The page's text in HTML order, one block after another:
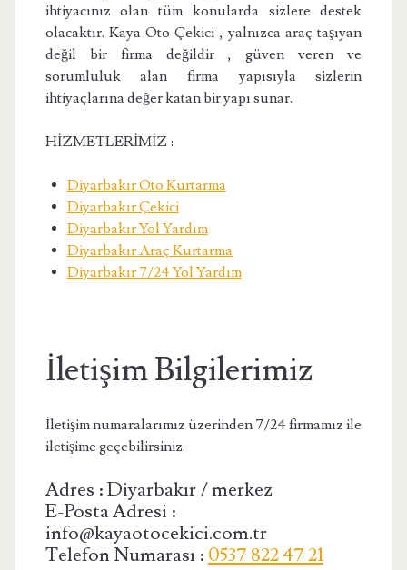
ihtiyacınız olan tüm konularda sizlere destek
olacaktır. Kaya Oto Çekici , yalnızca araç taşıyan
değil bir firma değildir , güven veren ve
sorumluluk alan firma yapısıyla sizlerin
ihtiyaçlarına değer katan bir yapı sunar.
HİZMETLERİMİZ :
Diyarbakır Oto Kurtarma
Diyarbakır Çekici
Diyarbakır Yol Yardım
Diyarbakır Araç Kurtarma
Diyarbakır 7/24 Yol Yardım
İletişim Bilgilerimiz
İletişim numaralarımız üzerinden 7/24 firmamız ile
iletişime geçebilirsiniz.
Adres : Diyarbakır / merkez
E-Posta Adresi :
info@kayaotocekici.com.tr
Telefon Numarası : 0537 822 47 21